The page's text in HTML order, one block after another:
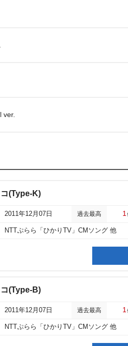
ver.
コ(Type-K)
2011年12月07日 過去最高 1
NTTぷらら「ひかりTV」CMソング 他
コ(Type-B)
2011年12月07日 過去最高 1
NTTぷらら「ひかりTV」CMソング 他